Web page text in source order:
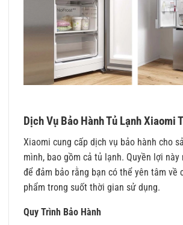
Dịch Vụ Bảo Hành Tủ Lạnh Xiaomi
Xiaomi cung cấp dịch vụ bảo hành cho
mình, bao gồm cả tủ lạnh. Quyền lợi
để đảm bảo rằng bạn có thể yên tâm về
phẩm trong suốt thời gian sử dụng.
Quy Trình Bảo Hành